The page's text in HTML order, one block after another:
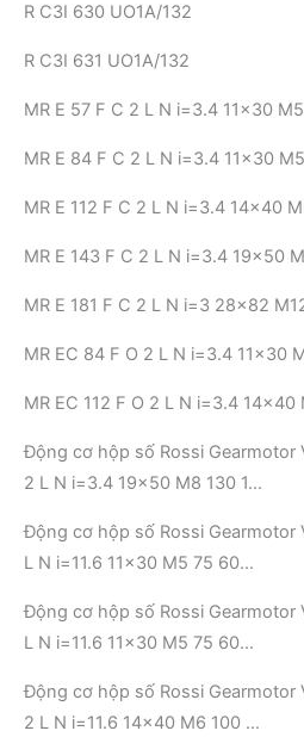
R C3I 630 UO1A/132
R C3I 631 UO1A/132
MR E 57 F C 2 L N i=3.4 11×30
MR E 84 F C 2 L N i=3.4 11×30
MR E 112 F C 2 L N i=3.4 14×40
MR E 143 F C 2 L N i=3.4 19×50
MR E 181 F C 2 L N i=3 28×82
MR EC 84 F O 2 L N i=3.4 11×30
MR EC 112 F O 2 L N i=3.4
Động cơ hộp số Rossi Gearmotor
2 L N i=3.4 19×50 M8 130 1…
Động cơ hộp số Rossi Gearmotor
L N i=11.6 11×30 M5 75 60…
Động cơ hộp số Rossi Gearmotor
L N i=11.6 11×30 M5 75 60…
Động cơ hộp số Rossi Gearmotor
2 L N i=11.6 14×40 M6 100 …